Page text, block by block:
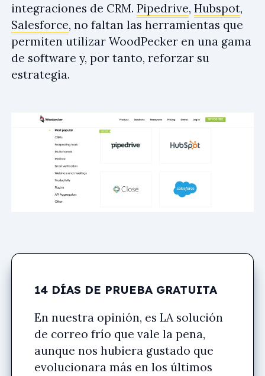
integraciones de CRM. Pipedrive, Hubspot,
Salesforce, no faltan las herramientas que
permiten utilizar WoodPecker en una gama
de software y, por tanto, reforzar su
estrategia.
14 DÍAS DE PRUEBA GRATUITA
En nuestra opinión, es LA solución
de correo frío que vale la pena,
aunque nos hubiera gustado que
evolucionara más en los últimos